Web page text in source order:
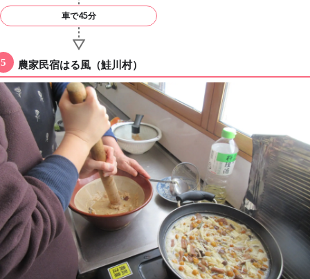
車で45分
農家民宿はる風（鮭川村）